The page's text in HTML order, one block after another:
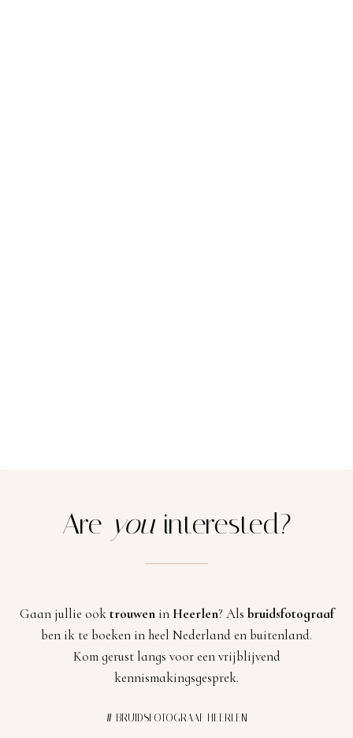
Are youinterested?
Gaan jullie ooktrouwenin Heerlen? Als bruidsfotograaf
ben ik te boeken in heel Nederland en buitenland.
Kom gerust langs voor een vrijblijvend
kennismakingsgesprek.
# BRUIDSFOTOGRAAF HEERLEN